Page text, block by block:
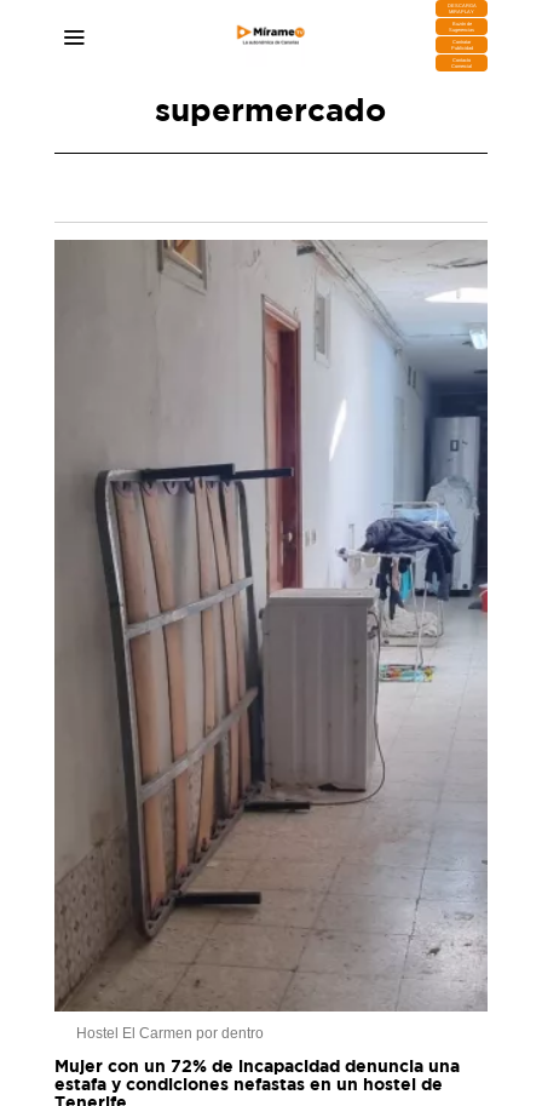
DESCARGA
MIRAPLAY
Buzón de
Sugerencias
Contratar
Publicidad
Contacto
Comercial
supermercado
Hostel El Carmen por dentro
Mujer con un 72% de incapacidad denuncia una
estafa y condiciones nefastas en un hostel de